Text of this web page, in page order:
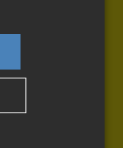
al